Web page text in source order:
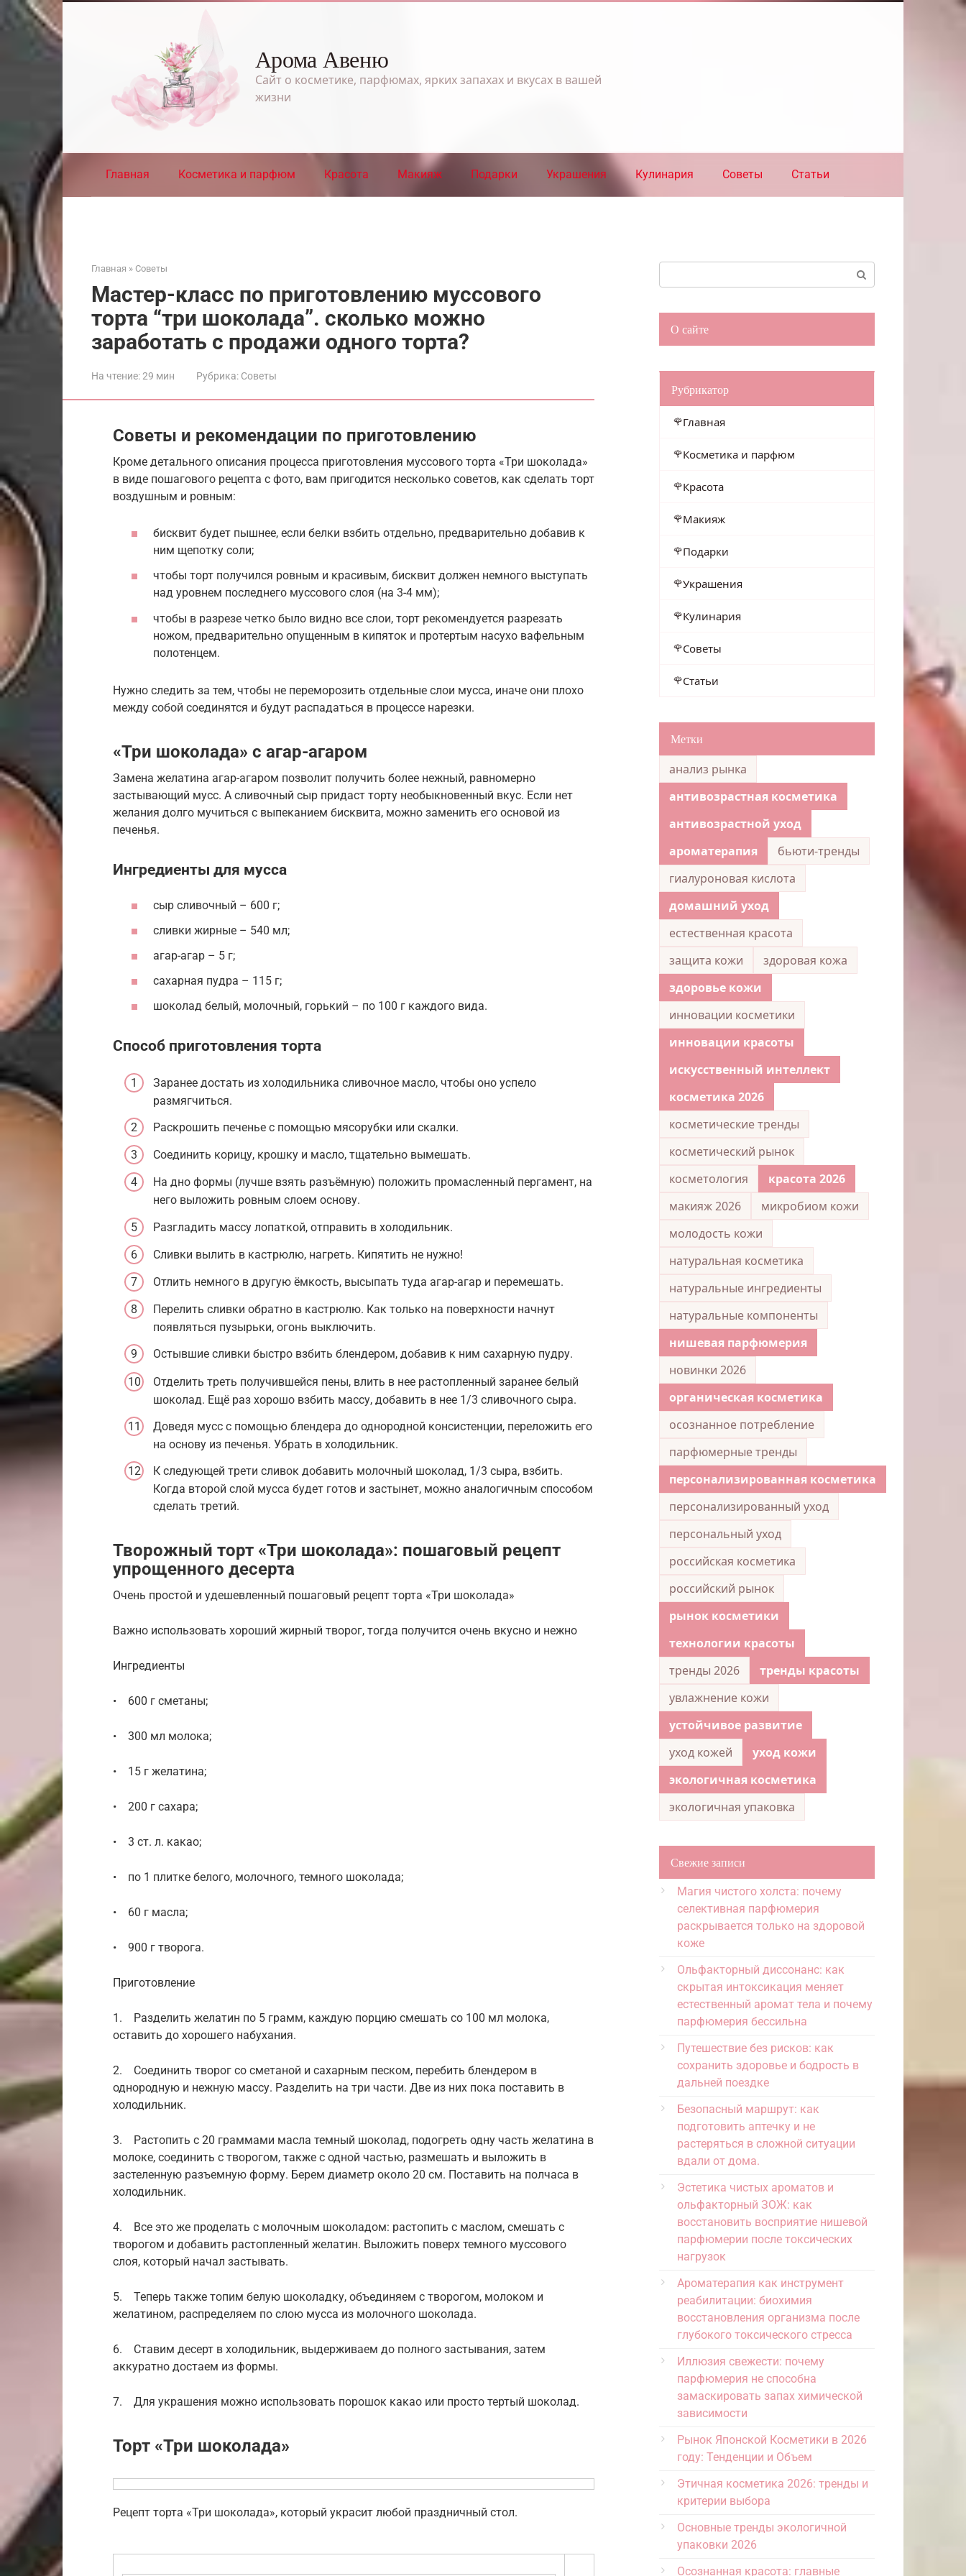
Перейти
к
контенту
Арома Авеню
Сайт о косметике, парфюмах, ярких запахах и вкусах в вашей
жизни
Главная Косметика и парфюм Красота Макияж Подарки Украшения Кулинария Советы Статьи
Главная » Советы
Мастер-класс по приготовлению муссового
торта “три шоколада”. сколько можно
заработать с продажи одного торта?
На чтение:29 мин Рубрика: Советы
Советы и рекомендации по приготовлению
Кроме детального описания процесса приготовления муссового торта «Три шоколада»
в виде пошагового рецепта с фото, вам пригодится несколько советов, как сделать торт
воздушным и ровным:
бисквит будет пышнее, если белки взбить отдельно, предварительно добавив к
ним щепотку соли;
чтобы торт получился ровным и красивым, бисквит должен немного выступать
над уровнем последнего муссового слоя (на 3-4 мм);
чтобы в разрезе четко было видно все слои, торт рекомендуется разрезать
ножом, предварительно опущенным в кипяток и протертым насухо вафельным
полотенцем.
Нужно следить за тем, чтобы не переморозить отдельные слои мусса, иначе они плохо
между собой соединятся и будут распадаться в процессе нарезки.
«Три шоколада» с агар-агаром
Замена желатина агар-агаром позволит получить более нежный, равномерно
застывающий мусс. А сливочный сыр придаст торту необыкновенный вкус. Если нет
желания долго мучиться с выпеканием бисквита, можно заменить его основой из
печенья.
Ингредиенты для мусса
сыр сливочный – 600 г;
сливки жирные – 540 мл;
агар-агар – 5 г;
сахарная пудра – 115 г;
шоколад белый, молочный, горький – по 100 г каждого вида.
Способ приготовления торта
Заранее достать из холодильника сливочное масло, чтобы оно успело
размягчиться.
Раскрошить печенье с помощью мясорубки или скалки.
Соединить корицу, крошку и масло, тщательно вымешать.
На дно формы (лучше взять разъёмную) положить промасленный пергамент, на
него выложить ровным слоем основу.
Разгладить массу лопаткой, отправить в холодильник.
Сливки вылить в кастрюлю, нагреть. Кипятить не нужно!
Отлить немного в другую ёмкость, высыпать туда агар-агар и перемешать.
Перелить сливки обратно в кастрюлю. Как только на поверхности начнут
появляться пузырьки, огонь выключить.
Остывшие сливки быстро взбить блендером, добавив к ним сахарную пудру.
Отделить треть получившейся пены, влить в нее растопленный заранее белый
шоколад. Ещё раз хорошо взбить массу, добавить в нее 1/3 сливочного сыра.
Доведя мусс с помощью блендера до однородной консистенции, переложить его
на основу из печенья. Убрать в холодильник.
К следующей трети сливок добавить молочный шоколад, 1/3 сыра, взбить.
Когда второй слой мусса будет готов и застынет, можно аналогичным способом
сделать третий.
Творожный торт «Три шоколада»: пошаговый рецепт
упрощенного десерта
Очень простой и удешевленный пошаговый рецепт торта «Три шоколада»
Важно использовать хороший жирный творог, тогда получится очень вкусно и нежно
Ингредиенты
• 600 г сметаны;
• 300 мл молока;
• 15 г желатина;
• 200 г сахара;
• 3 ст. л. какао;
• по 1 плитке белого, молочного, темного шоколада;
• 60 г масла;
• 900 г творога.
Приготовление
1. Разделить желатин по 5 грамм, каждую порцию смешать со 100 мл молока,
оставить до хорошего набухания.
2. Соединить творог со сметаной и сахарным песком, перебить блендером в
однородную и нежную массу. Разделить на три части. Две из них пока поставить в
холодильник.
3. Растопить с 20 граммами масла темный шоколад, подогреть одну часть желатина в
молоке, соединить с творогом, также с одной частью, размешать и выложить в
застеленную разъемную форму. Берем диаметр около 20 см. Поставить на полчаса в
холодильник.
4. Все это же проделать с молочным шоколадом: растопить с маслом, смешать с
творогом и добавить растопленный желатин. Выложить поверх темного муссового
слоя, который начал застывать.
5. Теперь также топим белую шоколадку, объединяем с творогом, молоком и
желатином, распределяем по слою мусса из молочного шоколада.
6. Ставим десерт в холодильник, выдерживаем до полного застывания, затем
аккуратно достаем из формы.
7. Для украшения можно использовать порошок какао или просто тертый шоколад.
Торт «Три шоколада»
Рецепт торта «Три шоколада», который украсит любой праздничный стол.
О сайте
Рубрикатор
Главная
Косметика и парфюм
Красота
Макияж
Подарки
Украшения
Кулинария
Советы
Статьи
Метки
анализ рынка
антивозрастная косметика
антивозрастной уход
ароматерапия
бьюти-тренды
гиалуроновая кислота
домашний уход
естественная красота
защита кожи
здоровая кожа
здоровье кожи
инновации косметики
инновации красоты
искусственный интеллект
косметика 2026
косметические тренды
косметический рынок
косметология
красота 2026
макияж 2026
микробиом кожи
молодость кожи
натуральная косметика
натуральные ингредиенты
натуральные компоненты
нишевая парфюмерия
новинки 2026
органическая косметика
осознанное потребление
парфюмерные тренды
персонализированная косметика
персонализированный уход
персональный уход
российская косметика
российский рынок
рынок косметики
технологии красоты
тренды 2026
тренды красоты
увлажнение кожи
устойчивое развитие
уход кожей
уход кожи
экологичная косметика
экологичная упаковка
Свежие записи
Магия чистого холста: почему
селективная парфюмерия
раскрывается только на здоровой
коже
Ольфакторный диссонанс: как
скрытая интоксикация меняет
естественный аромат тела и почему
парфюмерия бессильна
Путешествие без рисков: как
сохранить здоровье и бодрость в
дальней поездке
Безопасный маршрут: как
подготовить аптечку и не
растеряться в сложной ситуации
вдали от дома.
Эстетика чистых ароматов и
ольфакторный ЗОЖ: как
восстановить восприятие нишевой
парфюмерии после токсических
нагрузок
Ароматерапия как инструмент
реабилитации: биохимия
восстановления организма после
глубокого токсического стресса
Иллюзия свежести: почему
парфюмерия не способна
замаскировать запах химической
зависимости
Рынок Японской Косметики в 2026
году: Тенденции и Объем
Этичная косметика 2026: тренды и
критерии выбора
Основные тренды экологичной
упаковки 2026
Осознанная красота: главные